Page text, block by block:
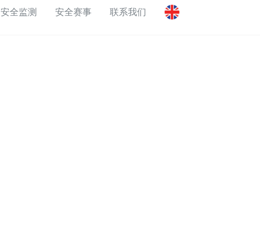
安全监测 安全赛事 联系我们